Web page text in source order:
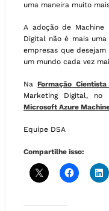
uma maneira muito
A adoção de Machine
Digital não é mais
empresas que
um mundo cada vez
NaFormação
Marketing Digital, no
Microsoft Azure
Equipe DSA
Compartilhe isso: